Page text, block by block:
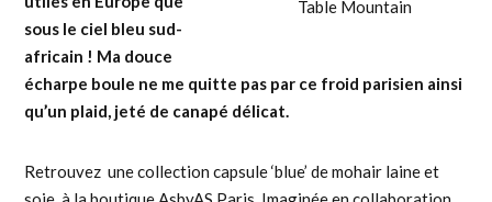
Table Mountain
sous le ciel bleu sud-
africain ! Ma douce
écharpe boule ne me quitte pas par ce froid parisien ainsi
qu’un plaid, jeté de canapé délicat.
Retrouvez une collection capsule ‘blue’ de mohair laine et